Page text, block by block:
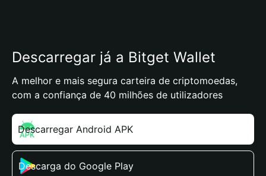
Descarregar já a Bitget Wallet
A melhor e mais segura carteira de criptomoedas,
com a confiança de 40 milhões de utilizadores
Descarregar Android APK
Descarga do Google Play